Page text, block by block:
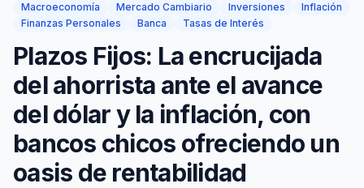
Macroeconomía Mercado Cambiario Inversiones
Inflación
Finanzas Personales
Banca Tasas de Interés
Plazos Fijos: La encrucijada
del ahorrista ante el avance
del dólar y la inflación, con
bancos chicos ofreciendo un
oasis de rentabilidad